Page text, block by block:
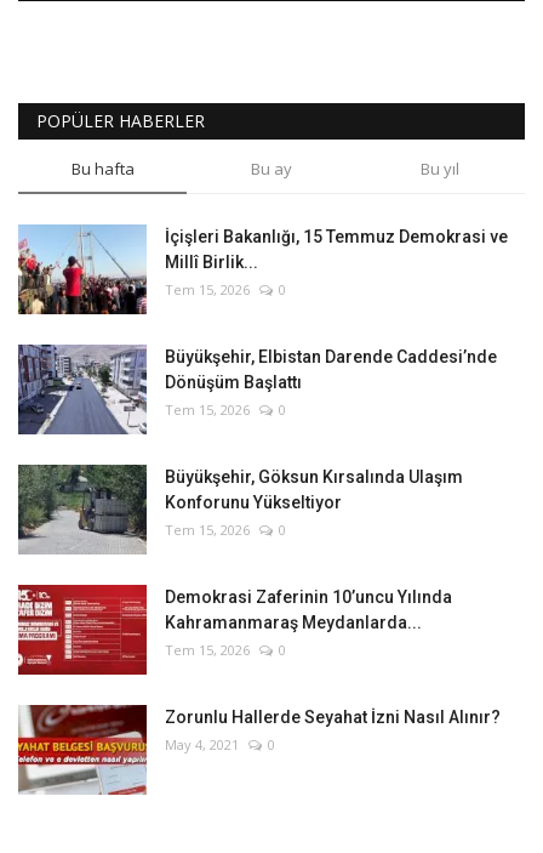
POPÜLER HABERLER
Bu hafta Bu ay Bu yıl
İçişleri Bakanlığı, 15 Temmuz Demokrasi ve
Millî Birlik...
Tem 15, 2026 0
Büyükşehir, Elbistan Darende Caddesi’nde
Dönüşüm Başlattı
Tem 15, 2026 0
Büyükşehir, Göksun Kırsalında Ulaşım
Konforunu Yükseltiyor
Tem 15, 2026 0
Demokrasi Zaferinin 10’uncu Yılında
Kahramanmaraş Meydanlarda...
Tem 15, 2026 0
Zorunlu Hallerde Seyahat İzni Nasıl Alınır?
May 4, 2021 0